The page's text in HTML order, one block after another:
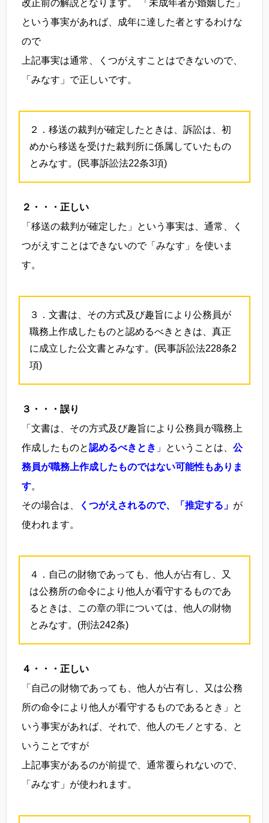
改正前の解説となります。 「未成年者が婚姻した」
という事実があれば、成年に達した者とするわけな
ので
上記事実は通常、くつがえすことはできないので、
「みなす」で正しいです。
２．移送の裁判が確定したときは、訴訟は、初
めから移送を受けた裁判所に係属していたもの
とみなす。(民事訴訟法22条3項)
２・・・正しい
「移送の裁判が確定した」という事実は、通常、く
つがえすことはできないので「みなす」を使いま
す。
３．文書は、その方式及び趣旨により公務員が
職務上作成したものと認めるべきときは、真正
に成立した公文書とみなす。(民事訴訟法228条2
項)
３・・・誤り
「文書は、その方式及び趣旨により公務員が職務上
作成したものと認めるべきとき 」ということは、 公
務員が職務上作成したものではない可能性もありま
す。
その場合は、
くつがえされるので、「推定する」 が
使われます。
４．自己の財物であっても、他人が占有し、又
は公務所の命令により他人が看守するものであ
るときは、この章の罪については、他人の財物
とみなす。(刑法242条)
４・・・正しい
「自己の財物であっても、他人が占有し、又は公務
所の命令により他人が看守するものであるとき」と
いう事実があれば、それで、他人のモノとする、と
いうことですが
上記事実があるのが前提で、通常覆られないので、
「みなす」が使われます。